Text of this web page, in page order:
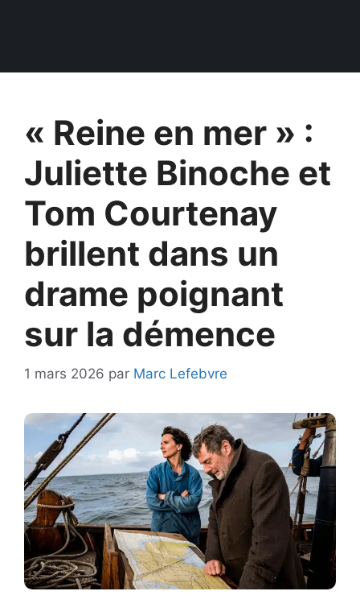
« Reine en mer » :
Juliette Binoche et
Tom Courtenay
brillent dans un
drame poignant
sur la démence
1 mars 2026 par Marc Lefebvre